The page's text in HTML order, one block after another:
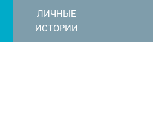
ЛИЧНЫЕ
ИСТОРИИ